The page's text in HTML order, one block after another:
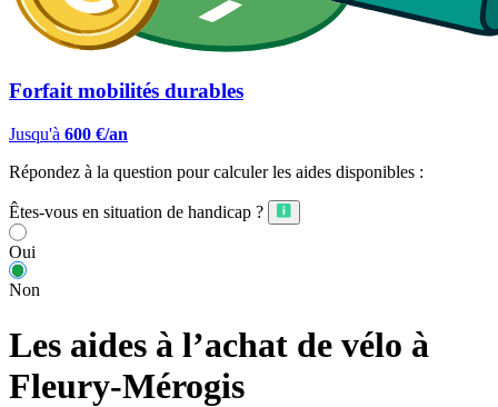
Forfait mobilités durables
Jusqu'à 600 €/an
Répondez à la question pour calculer les aides disponibles :
Êtes-vous en situation de handicap ?
Oui
Non
Les aides à l’achat de vélo à
Fleury-Mérogis